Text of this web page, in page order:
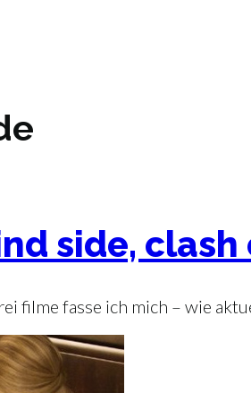
side,
filme fasse ich mich – wie